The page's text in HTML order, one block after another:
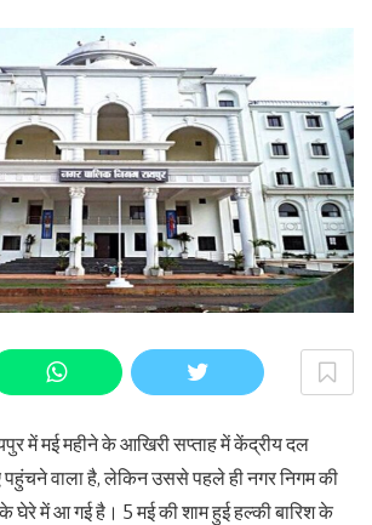
में मई महीने के आखिरी सप्ताह में केंद्रीय दल
पहुंचने वाला है, लेकिन उससे पहले ही नगर निगम की
घेरे में आ गई है। 5 मई की शाम हुई हल्की बारिश के